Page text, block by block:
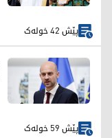
پێش 42 خولەک
پێش 59 خولەک